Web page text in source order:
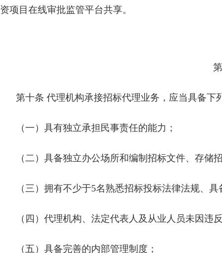
资项目在线审批监管平台共享。
第十条 代理机构承接招标代理业务，应当具备下
（一）具有独立承担民事责任的能力；
（二）具备独立办公场所和编制招标文件、存储
（三）拥有不少于5名熟悉招标投标法律法规、
（四）代理机构、法定代表人及从业人员未因
（五）具备完善的内部管理制度；